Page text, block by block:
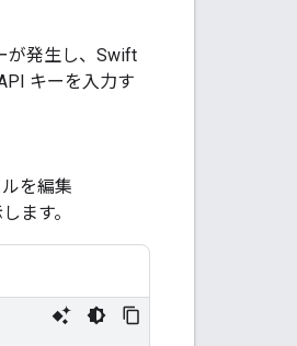
が発生し、Swift
キーを入力す
を編集
ます。